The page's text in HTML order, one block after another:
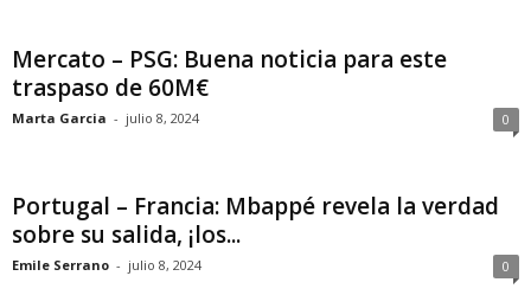
Mercato – PSG: Buena noticia para este
traspaso de 60M€
Marta Garcia - julio 8, 2024 0
Portugal – Francia: Mbappé revela la verdad
sobre su salida, ¡los...
Emile Serrano - julio 8, 2024 0